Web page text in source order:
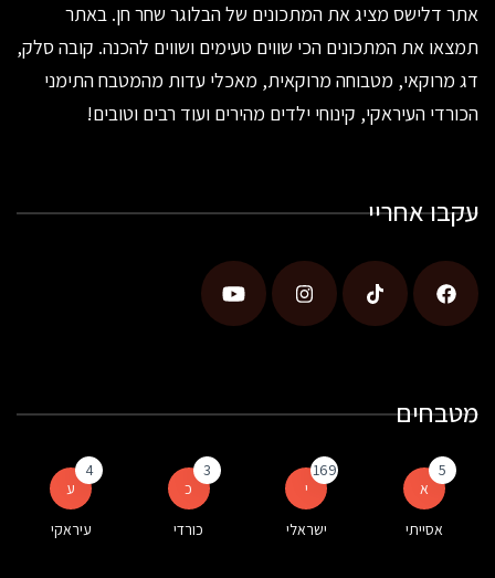
אתר דלישס מציג את המתכונים של הבלוגר שחר חן. באתר
תמצאו את המתכונים הכי שווים טעימים ושווים להכנה. קובה סלק,
דג מרוקאי, מטבוחה מרוקאית, מאכלי עדות מהמטבח התימני
הכורדי העיראקי, קינוחי ילדים מהירים ועוד רבים וטובים!
עקבו אחריי
מטבחים
א
5
אסייתי
י
169
ישראלי
כ
3
כורדי
ע
4
עיראקי